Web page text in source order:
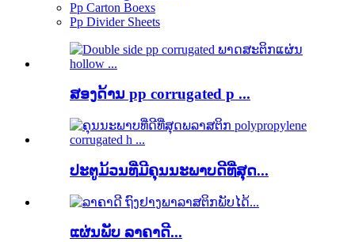
Pp Carton Boexs
Pp Divider Sheets
ສອງດ້ານ pp corrugated p ...
ປະຕູມ້ວນທີ່ມີຄຸນນະພາບດີທີ່ສຸດ...
ແຜ່ນພັບ ລາຄາດີ...